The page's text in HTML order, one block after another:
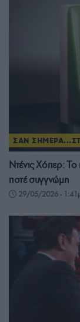
ΣΑΝ
Ντένις Χόπερ: Το
ποτέ συγγνώμη
29/05/2026 -